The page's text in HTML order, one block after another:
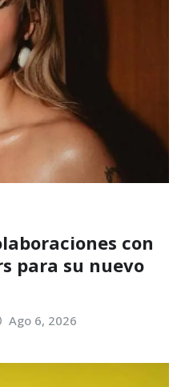
con
para su nuevo
Ago 6, 2026